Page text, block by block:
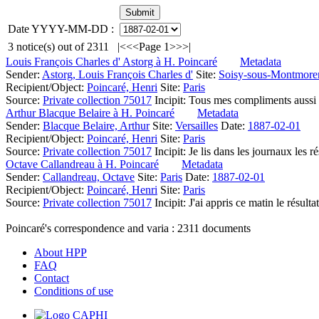
Date YYYY-MM-DD :
3 notice(s) out of 2311 |<<<Page 1>>>|
Louis François Charles d' Astorg à H. Poincaré
Metadata
Sender: Astorg, Louis François Charles d' Site: Soisy-sous-
Recipient/Object: Poincaré, Henri Site: Paris
Source: Private collection 75017 Incipit: Tous mes compliments
Arthur Blacque Belaire à H. Poincaré
Metadata
Sender: Blacque Belaire, ArthurSite: Versailles Date: 1887-02-01
Recipient/Object: Poincaré, Henri Site: Paris
Source: Private collection 75017 Incipit: Je lis dans les journaux les
Octave Callandreau à H. Poincaré
Metadata
Sender: Callandreau, Octave Site: Paris Date: 1887-02-01
Recipient/Object: Poincaré, Henri Site: Paris
Source: Private collection 75017 Incipit: J'ai appris ce matin le
Poincaré's correspondence and varia : 2311 documents
About HPP
FAQ
Contact
Conditions of use